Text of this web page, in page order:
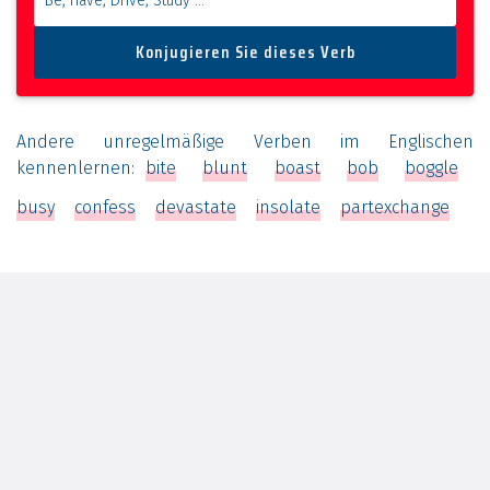
Andere unregelmäßige Verben im Englischen
kennenlernen:bite blunt boast bob
boggle
busy
confess devastate insolate partexchange